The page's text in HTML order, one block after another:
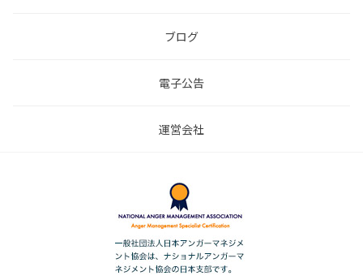
ブログ
電子公告
運営会社